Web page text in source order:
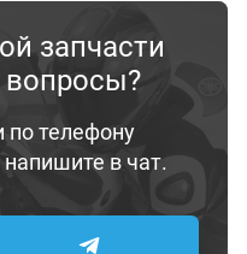
запчасти
вопросы?
по телефону
в чат.